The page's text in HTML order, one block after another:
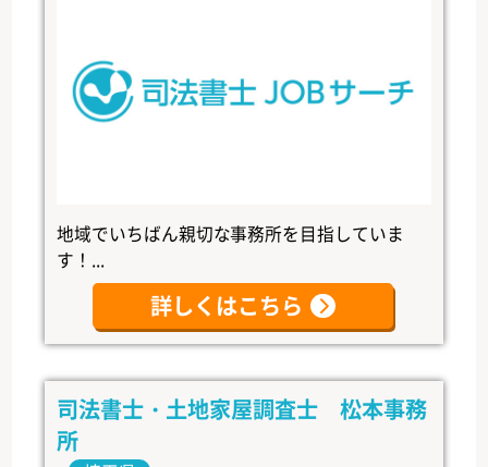
地域でいちばん親切な事務所を目指していま
す！...
詳しくはこちら
司法書士・土地家屋調査士 松本事務
所